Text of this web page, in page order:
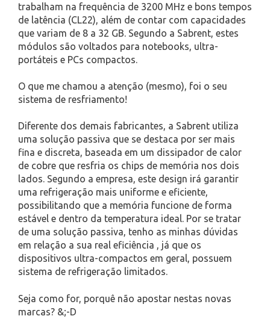
trabalham na frequência de 3200 MHz e bons tempos
de latência (CL22), além de contar com capacidades
que variam de 8 a 32 GB. Segundo a Sabrent, estes
módulos são voltados para notebooks, ultra-
portáteis e PCs compactos.
O que me chamou a atenção (mesmo), foi o seu
sistema de resfriamento!
Diferente dos demais fabricantes, a Sabrent utiliza
uma solução passiva que se destaca por ser mais
fina e discreta, baseada em um dissipador de calor
de cobre que resfria os chips de memória nos dois
lados. Segundo a empresa, este design irá garantir
uma refrigeração mais uniforme e eficiente,
possibilitando que a memória funcione de forma
estável e dentro da temperatura ideal. Por se tratar
de uma solução passiva, tenho as minhas dúvidas
em relação a sua real eficiência , já que os
dispositivos ultra-compactos em geral, possuem
sistema de refrigeração limitados.
Seja como for, porquê não apostar nestas novas
marcas? &;-D